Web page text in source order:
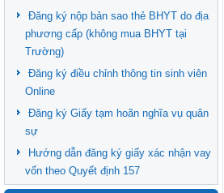
Đăng ký nộp bản sao thẻ BHYT do địa
phương cấp (không mua BHYT tại
Trường)
Đăng ký điều chỉnh thông tin sinh viên
Online
Đăng ký Giấy tạm hoãn nghĩa vụ quân
sự
Hướng dẫn đăng ký giấy xác nhận vay
vốn theo Quyết định 157